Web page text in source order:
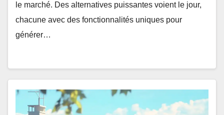
le marché. Des alternatives puissantes voient le jour,
chacune avec des fonctionnalités uniques pour
générer…